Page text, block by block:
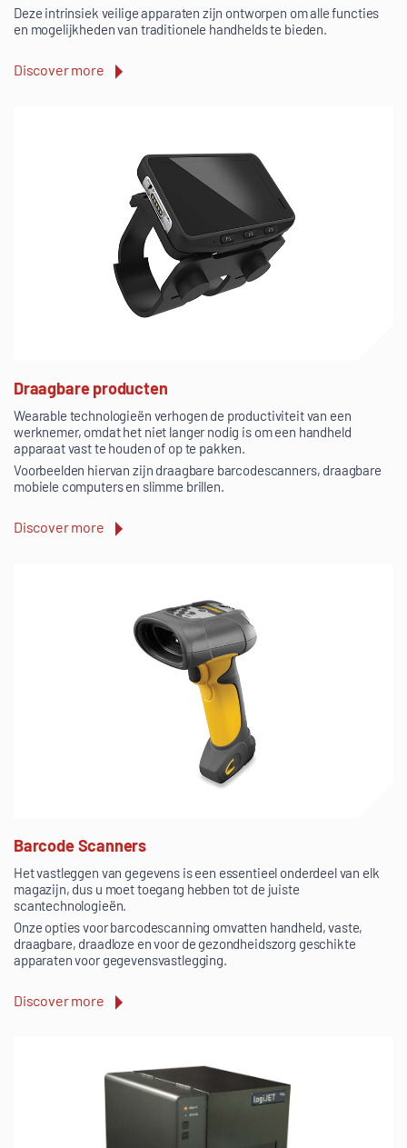
Deze intrinsiek veilige apparaten zijn ontworpen om alle functies
en mogelijkheden van traditionele handhelds te bieden.
Discover more
Draagbare producten
Wearable technologieën verhogen de productiviteit van een
werknemer, omdat het niet langer nodig is om een handheld
apparaat vast te houden of op te pakken.
Voorbeelden hiervan zijn draagbare barcodescanners, draagbare
mobiele computers en slimme brillen.
Discover more
Barcode Scanners
Het vastleggen van gegevens is een essentieel onderdeel van elk
magazijn, dus u moet toegang hebben tot de juiste
scantechnologieën.
Onze opties voor barcodescanning omvatten handheld, vaste,
draagbare, draadloze en voor de gezondheidszorg geschikte
apparaten voor gegevensvastlegging.
Discover more